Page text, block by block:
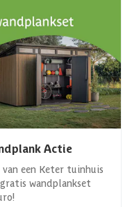
Actie
van een Keter tuinhuis
wandplankset